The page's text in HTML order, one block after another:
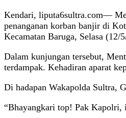
Kendari, liputa6sultra.com—
penanganan korban banjir di
Kecamatan Baruga, Selasa (12/
Dalam kunjungan tersebut,
terdampak. Kehadiran aparat
Di hadapan Wakapolda Sultra,
“Bhayangkari top! Pak Kapolri,